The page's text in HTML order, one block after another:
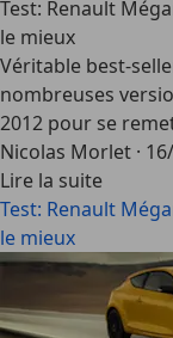
Test: Renault
le mieux
Véritable best-
nombreuses
2012 pour se
Nicolas Morlet ·
Lire la suite
Test: Renault
le mieux